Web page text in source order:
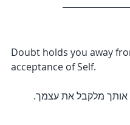
Doubt holds you away
acceptance of Self.
מלקבל את עצמך.